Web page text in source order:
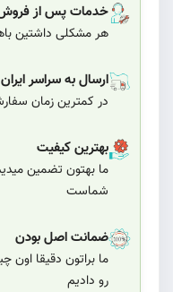
خدمات پس از
هر مشکلی داشتین
ارسال به سراسر ایران
در کمترین زمان
بهترین کیفیت
ما بهتون تضمین
شماست
ضمانت اصل بودن
ما براتون دقیقا اون
رو دادیم